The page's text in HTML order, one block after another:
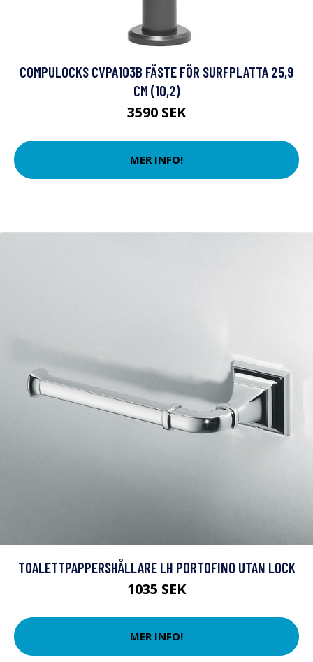
COMPULOCKS CVPA103B FÄSTE FÖR SURFPLATTA 25,9
CM (10,2)
3590 SEK
MER INFO!
TOALETTPAPPERSHÅLLARE LH PORTOFINO UTAN LOCK
1035 SEK
MER INFO!